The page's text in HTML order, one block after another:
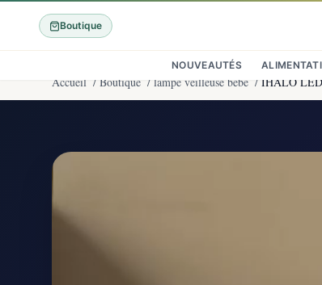
Boutique
NOUVEAUTÉS
Accueil / Boutique / lampe veilleuse bébé / IHALO LED